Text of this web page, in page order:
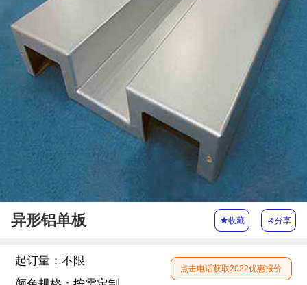
异形铝单板 收藏 分享
起订量：不限
点击电话获取2022优惠报价